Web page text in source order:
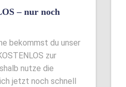
– nur noch
bekommst du unser
zur
nutze die
jetzt noch schnell